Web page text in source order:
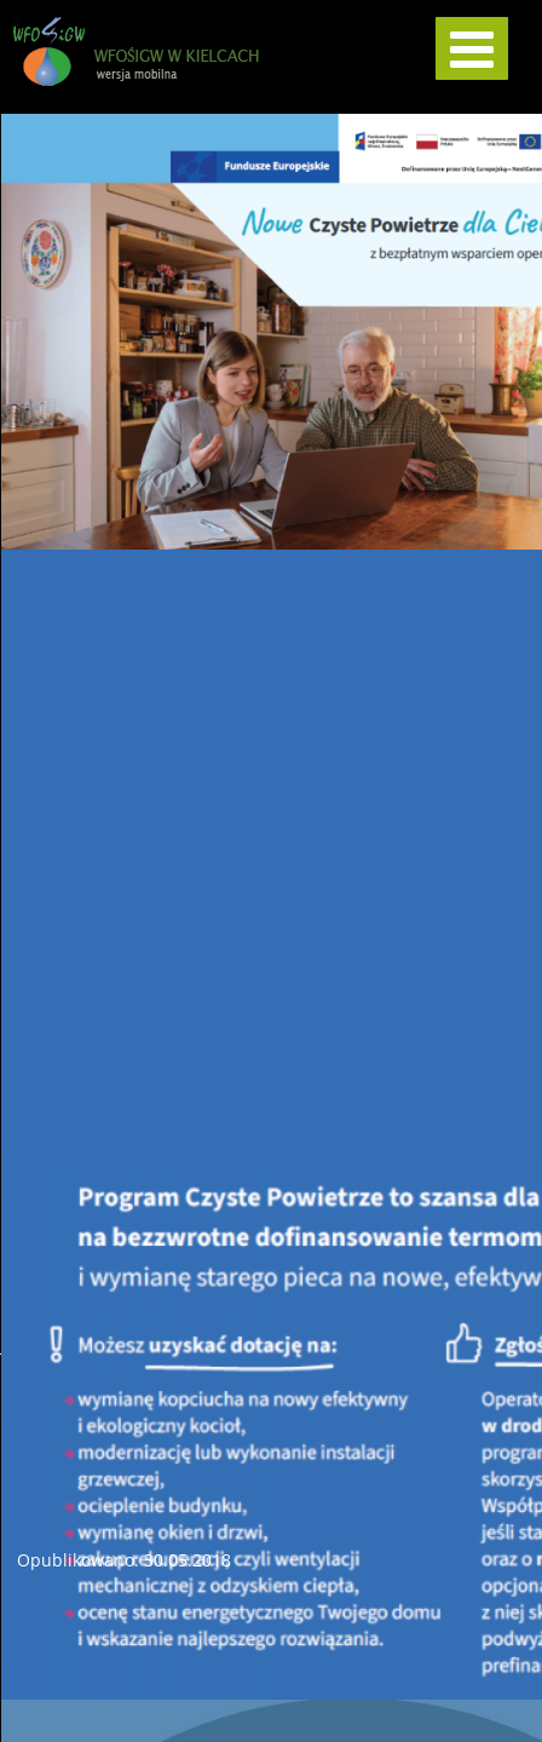
Jesteś tutaj:STRONA GŁÓWNA AKTUALNOŚCI
Aktualne informacje dotyczace działalności
WFOŚIGW w Kielcach
Zakończenie naboru wniosków - "ZORZA"
Opublikowano: 30.05.2018
Na podstawie pkt. 4 programu "ZORZA" - Czyste powietrze
nad Świętokrzyskim Edycja 2018, Zarząd WFOŚiGW w Kielcach
podjął decyzję ozakończeniu naboru wniosków z dniem
Wnioski złożone po tym terminie nie będą przyjmowane.